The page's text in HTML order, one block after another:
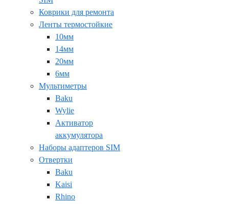
Коврики для ремонта
Ленты термостойкие
10мм
14мм
20мм
6мм
Мультиметры
Baku
Wylie
Активатор
аккумулятора
Наборы адаптеров SIM
Отвертки
Baku
Kaisi
Rhino